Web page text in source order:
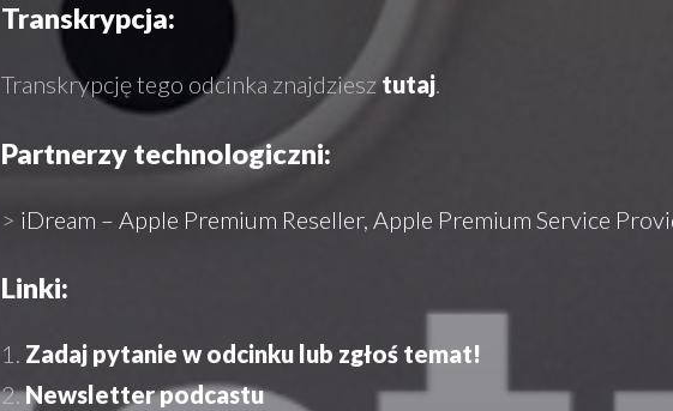
Transkrypcja:
Transkrypcję tego odcinka znajdziesztutaj.
Partnerzy technologiczni:
> iDream – Apple Premium Reseller, Apple Premium Service
Linki:
Zadaj pytanie w odcinku lub zgłoś temat!
Newsletter podcastu